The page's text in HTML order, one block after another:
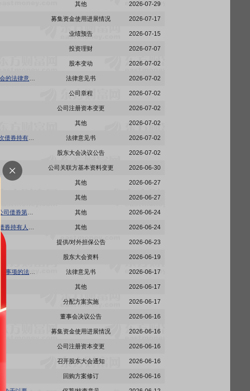
其他 2026-07-29
募集资金使用进展情况 2026-07-17
业绩预告 2026-07-15
投资理财 2026-07-07
股本变动 2026-07-02
欧派家居:广东信达律师事务所关于欧派家居集团股份有限公司2026年第二次临时股东会的法律意见书 法律意见书 2026-07-02
公司章程 2026-07-02
公司注册资本变更 2026-07-02
其他 2026-07-02
欧派家居:广东信达律师事务所关于欧派家居集团股份有限公司“欧22转债”2026年第二次债券持有人会议的法律意见书 法律意见书 2026-07-02
股东大会决议公告 2026-07-02
公司关联方基本资料变更 2026-06-30
其他 2026-06-27
其他 2026-06-27
欧派家居:国泰海通证券股份有限公司关于欧派家居集团股份有限公司公开发行可转换公司债券第二次临时受托管理事务报告(2026年度) 其他 2026-06-24
欧派家居:国泰海通证券股份有限公司关于适用简化程序召开“欧22转债”2026年第二次债券持有人会议的通知 其他 2026-06-24
提供/对外担保公告 2026-06-23
股东大会资料 2026-06-19
欧派家居:广东信达律师事务所关于欧派家居集团股份有限公司2025年度差异化权益分派事项的法律意见书 法律意见书 2026-06-17
其他 2026-06-17
分配方案实施 2026-06-17
董事会决议公告 2026-06-16
募集资金使用进展情况 2026-06-16
公司注册资本变更 2026-06-16
召开股东大会通知 2026-06-16
回购方案修订 2026-06-16